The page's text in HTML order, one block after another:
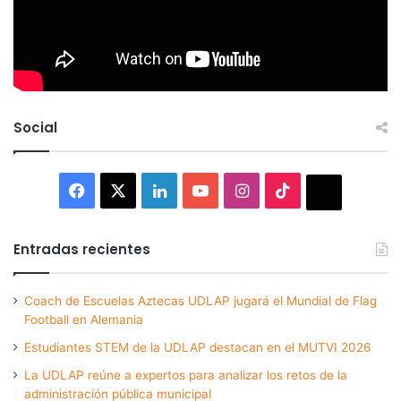
Social
Facebook LinkedInYouTubeInstagram
Entradas recientes
Coach de Escuelas Aztecas UDLAP jugará el Mundial de Flag
Football en Alemania
Estudiantes STEM de la UDLAP destacan en el MUTVI 2026
La UDLAP reúne a expertos para analizar los retos de la
administración pública municipal